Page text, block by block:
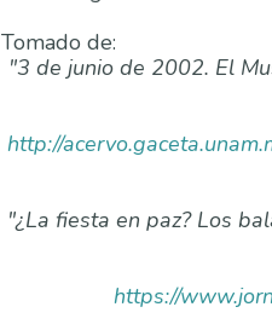
Tomado de:
"3 de junio de 2002. El
http://
"¿La fiesta en paz? Los
https://